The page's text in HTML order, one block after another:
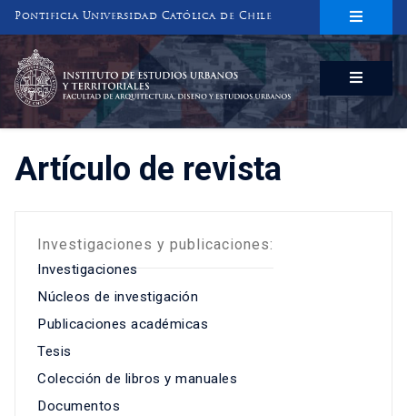
Pontificia Universidad Católica de Chile
INSTITUTO DE ESTUDIOS URBANOS
Y TERRITORIALES
FACULTAD DE ARQUITECTURA, DISEÑO Y ESTUDIOS URBANOS
Artículo de revista
Investigaciones y publicaciones:
Investigaciones
Núcleos de investigación
Publicaciones académicas
Tesis
Colección de libros y manuales
Documentos